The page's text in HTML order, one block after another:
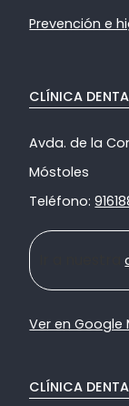
Prevención e
CLÍNICA
Avda. de la
Móstoles
Teléfono:
Ir a nuestra
Ver en Google
CLÍNICA